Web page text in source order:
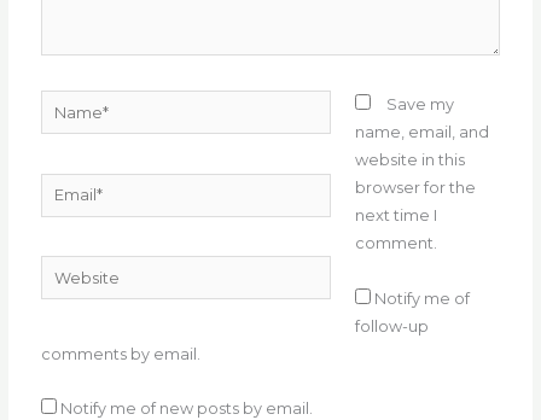
Name*
Email*
Website
Save my
name, email, and
website in this
browser for the
next time I
comment.
Notify me of
follow-up
comments by email.
Notify me of new posts by email.